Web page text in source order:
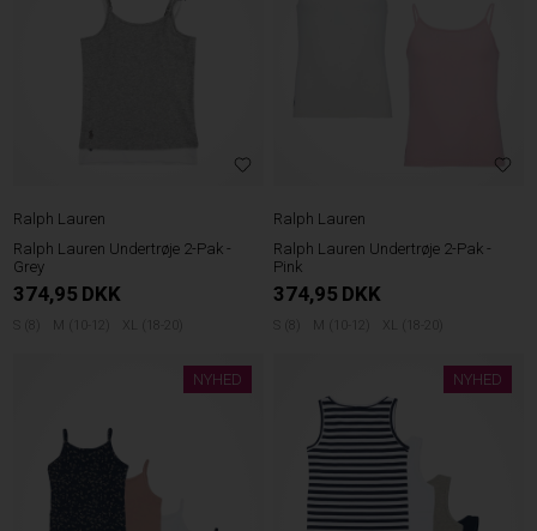
Ralph Lauren
Ralph Lauren Undertrøje 2-Pak -
Grey
374,95 DKK
S (8) M (10-12) XL (18-20)
Ralph Lauren
Ralph Lauren Undertrøje 2-Pak -
Pink
374,95 DKK
S (8) M (10-12) XL (18-20)
NYHED NYHED